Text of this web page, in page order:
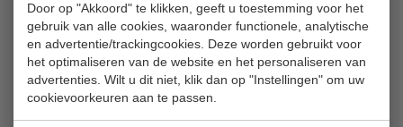
Door op "Akkoord" te klikken, geeft u toestemming voor het
gebruik van alle cookies, waaronder functionele, analytische
en advertentie/trackingcookies. Deze worden gebruikt voor
het optimaliseren van de website en het personaliseren van
advertenties. Wilt u dit niet, klik dan op "Instellingen" om uw
cookievoorkeuren aan te passen.
Weckpot | Maten 14 x 11 cm | Inhoud 0,5 liter
€ 5,70
€ 5,35
Voedselbakken bekijken
Araven J 208